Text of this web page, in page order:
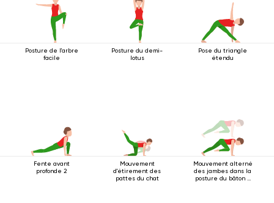
Posture de l'arbre
facile
Posture du demi-
lotus
Pose du triangle
étendu
Fente avant
profonde 2
Mouvement
d'étirement des
pattes du chat
Mouvement alterné
des jambes dans la
posture du bâton à